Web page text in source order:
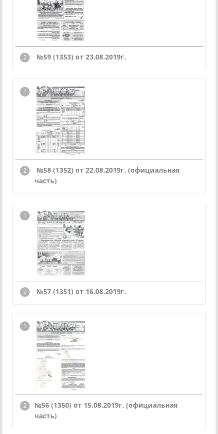
№59 (1353) от 23.08.2019г.
№58 (1352) от 22.08.2019г. (официальная
часть)
№57 (1351) от 16.08.2019г.
№56 (1350) от 15.08.2019г. (официальная
часть)